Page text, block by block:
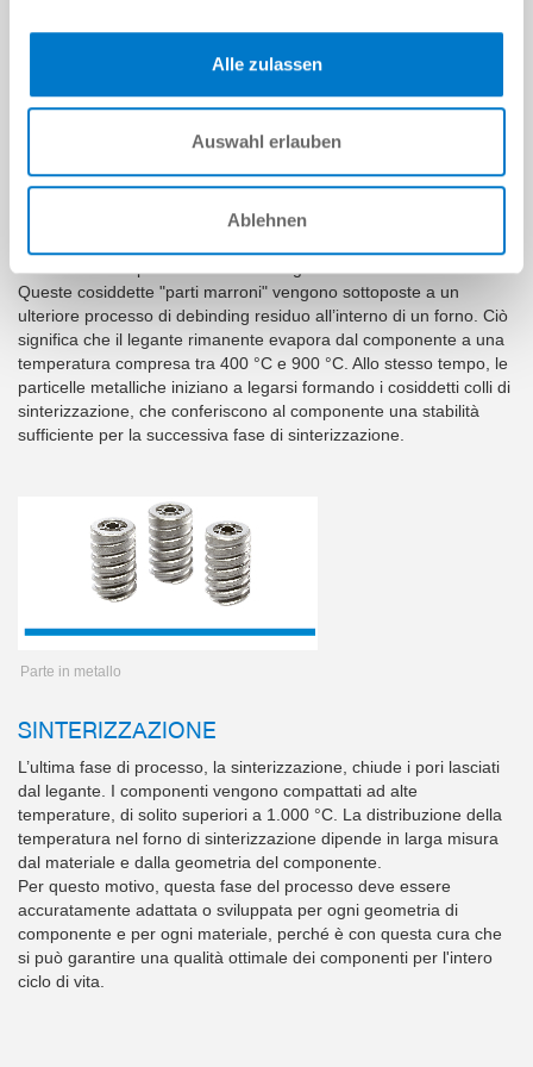
Alle zulassen
Auswahl erlauben
Ablehnen
In fase di debinding si procede alla rimozione della parte verde
contenuta nel legante. Questo avviene solitamente tramite
dissoluzione dei componenti del legante mediante solvente o
Queste cosiddette "parti marroni" vengono sottoposte a un
ulteriore processo di debinding residuo all’interno di un forno. Ciò
significa che il legante rimanente evapora dal componente a una
temperatura compresa tra 400 °C e 900 °C. Allo stesso tempo, le
particelle metalliche iniziano a legarsi formando i cosiddetti colli di
sinterizzazione, che conferiscono al componente una stabilità
sufficiente per la successiva fase di sinterizzazione.
Parte in metallo
SINTERIZZAZIONE
L’ultima fase di processo, la sinterizzazione, chiude i pori lasciati
dal legante. I componenti vengono compattati ad alte
temperature, di solito superiori a 1.000 °C. La distribuzione della
temperatura nel forno di sinterizzazione dipende in larga misura
dal materiale e dalla geometria del componente.
Per questo motivo, questa fase del processo deve essere
accuratamente adattata o sviluppata per ogni geometria di
componente e per ogni materiale, perché è con questa cura che
si può garantire una qualità ottimale dei componenti per l'intero
ciclo di vita.